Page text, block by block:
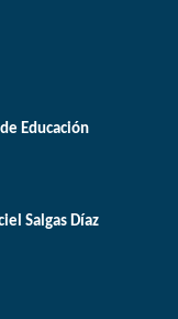
Educación
Salgas Díaz